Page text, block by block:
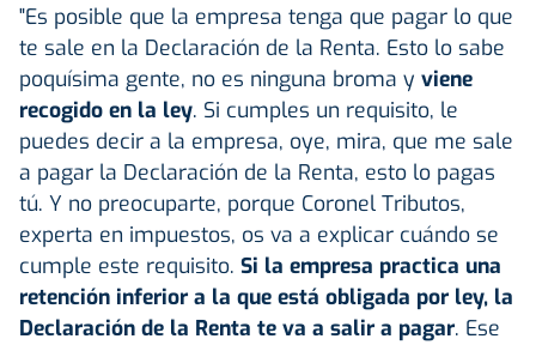
"Es posible que la empresa tenga que pagar lo que
te sale en la Declaración de la Renta. Esto lo sabe
poquísima gente, no es ninguna broma y viene
recogido en la ley. Si cumples un requisito, le
puedes decir a la empresa, oye, mira, que me sale
a pagar la Declaración de la Renta, esto lo pagas
tú. Y no preocuparte, porque Coronel Tributos,
experta en impuestos, os va a explicar cuándo se
cumple este requisito. Si la empresa practica una
retención inferior a la que está obligada por ley, la
Declaración de la Renta te va a salir a pagar. Ese